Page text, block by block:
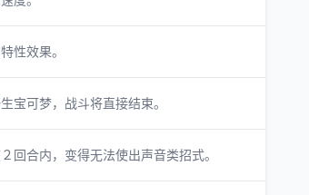
性效果。
宝可梦，战斗将直接结束。
回合内，变得无法使出声音类招式。